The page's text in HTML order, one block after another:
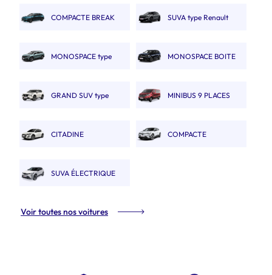
COMPACTE BREAK
SUVA type Renault
MONOSPACE type
MONOSPACE BOITE
GRAND SUV type
MINIBUS 9 PLACES
CITADINE COMPACTE
SUVA ÉLECTRIQUE
Voir toutes nos voitures